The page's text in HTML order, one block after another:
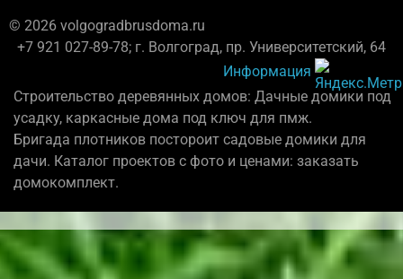
© 2026 volgogradbrusdoma.ru
+7 921 027-89-78; г. Волгоград, пр. Университетский, 64
Информация
Строительство деревянных домов: Дачные домики под
усадку, каркасные дома под ключ для пмж.
Бригада плотников постороит садовые домики для
дачи. Каталог проектов с фото и ценами: заказать
домокомплект.